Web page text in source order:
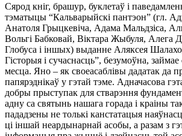
Сярод кніг, брашур, буклетаў і
тэматыцы “Кальварыйскі пантэон” (гл.
Анатоля Грыцкевіча, Адама Мальдзіса,
Вольгі Бабковай, Віктара Жыбуля, Алега
Глобуса і іншых) выданне Аляксея
Гісторыя і сучаснасць”, безумоўна, займае
месца. Яно – як своеасаблівы дадатак да
папярэднікаў у гэтай тэме. Адначасова
добры прыступак для стварэння
адну са святынь нашага горада і краіны
пададзены не толькі канстатацыя
ці іншай неардынарнай асобы, а разам з